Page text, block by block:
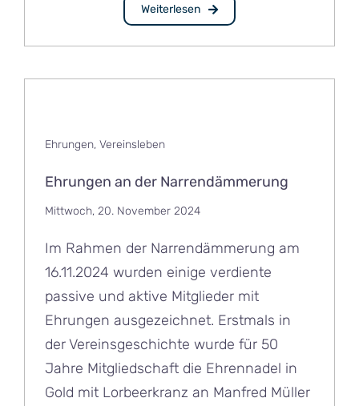
Weiterlesen
Ehrungen, Vereinsleben
Ehrungen an der Narrendämmerung
Mittwoch, 20. November 2024
Im Rahmen der Narrendämmerung am
16.11.2024 wurden einige verdiente
passive und aktive Mitglieder mit
Ehrungen ausgezeichnet. Erstmals in
der Vereinsgeschichte wurde für 50
Jahre Mitgliedschaft die Ehrennadel in
Gold mit Lorbeerkranz an Manfred Müller